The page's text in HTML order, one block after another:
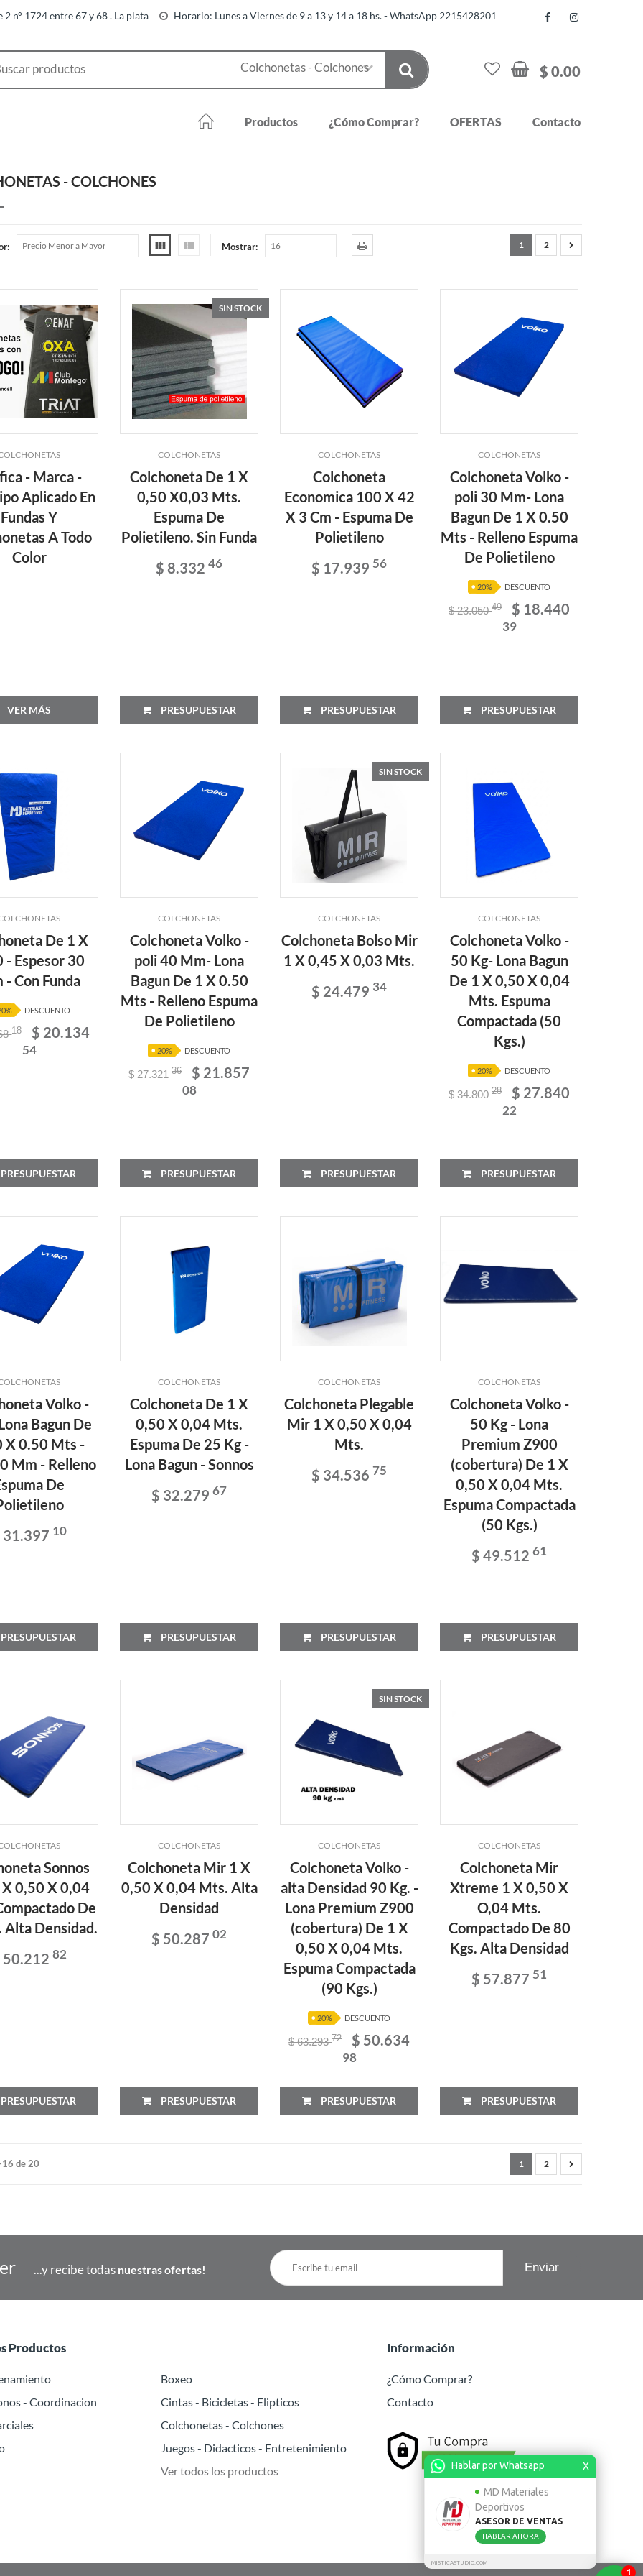
1
Hablar por Whatsapp X
MD Materiales
Deportivos
ASESOR DE VENTAS
HABLAR AHORA
MISTICASTUDIO.COM
2 n° 1724 entre 67 y 68 . La plata Horario: Lunes a Viernes de 9 a 13 y 14 a 18 hs. - WhatsApp 2215428201
$ 0.00
Productos ¿Cómo Comprar? OFERTAS Contacto
- COLCHONES
Mostrar: 1 2
- Marca -
Aplicado En
Fundas Y
A Todo
Color
VER MÁS
SIN STOCK
COLCHONETAS
Colchoneta De 1 X
0,50 X0,03 Mts.
Espuma De
Polietileno. Sin Funda
$ 8.33246
PRESUPUESTAR
COLCHONETAS
Colchoneta
Economica 100 X 42
X 3 Cm - Espuma De
Polietileno
$ 17.939 56
PRESUPUESTAR
COLCHONETAS
Colchoneta Volko -
poli 30 Mm- Lona
Bagun De 1 X 0.50
Mts - Relleno Espuma
De Polietileno
20% DESCUENTO
$ 23.05049 $ 18.440
39
PRESUPUESTAR
De 1 X
- Espesor 30
- Con Funda
DESCUENTO
18 $ 20.134
54
PRESUPUESTAR
COLCHONETAS
Colchoneta Volko -
poli 40 Mm- Lona
Bagun De 1 X 0.50
Mts - Relleno Espuma
De Polietileno
20% DESCUENTO
$ 27.32136 $ 21.857
08
PRESUPUESTAR
SIN STOCK
COLCHONETAS
Colchoneta Bolso Mir
1 X 0,45 X 0,03 Mts.
$ 24.479 34
PRESUPUESTAR
COLCHONETAS
Colchoneta Volko -
50 Kg- Lona Bagun
De 1 X 0,50 X 0,04
Mts. Espuma
Compactada (50
Kgs.)
20% DESCUENTO
$ 34.80028 $ 27.840
22
PRESUPUESTAR
Volko -
Bagun De
X 0.50 Mts -
Mm - Relleno
De
31.397 10
PRESUPUESTAR
COLCHONETAS
Colchoneta De 1 X
0,50 X 0,04 Mts.
Espuma De 25 Kg -
Lona Bagun - Sonnos
$ 32.27967
PRESUPUESTAR
COLCHONETAS
Colchoneta Plegable
Mir 1 X 0,50 X 0,04
Mts.
$ 34.536 75
PRESUPUESTAR
COLCHONETAS
Colchoneta Volko -
50 Kg - Lona
Premium Z900
(cobertura) De 1 X
0,50 X 0,04 Mts.
Espuma Compactada
(50 Kgs.)
$ 49.51261
PRESUPUESTAR
Sonnos
X 0,50 X 0,04
De
Alta Densidad.
50.21282
PRESUPUESTAR
COLCHONETAS
Colchoneta Mir 1 X
0,50 X 0,04 Mts. Alta
Densidad
$ 50.28702
PRESUPUESTAR
SIN STOCK
COLCHONETAS
Colchoneta Volko -
alta Densidad 90 Kg. -
Lona Premium Z900
(cobertura) De 1 X
0,50 X 0,04 Mts.
Espuma Compactada
(90 Kgs.)
20% DESCUENTO
$ 63.29372 $ 50.634
98
PRESUPUESTAR
COLCHONETAS
Colchoneta Mir
Xtreme 1 X 0,50 X
O,04 Mts.
Compactado De 80
Kgs. Alta Densidad
$ 57.877 51
PRESUPUESTAR
de 20 1 2
...y recibe todas nuestras ofertas!
Productos
- Coordinacion
Boxeo
Cintas - Bicicletas - Elipticos
Colchonetas - Colchones
Juegos - Didacticos - Entretenimiento
Ver todos los productos
Información
¿Cómo Comprar?
Contacto